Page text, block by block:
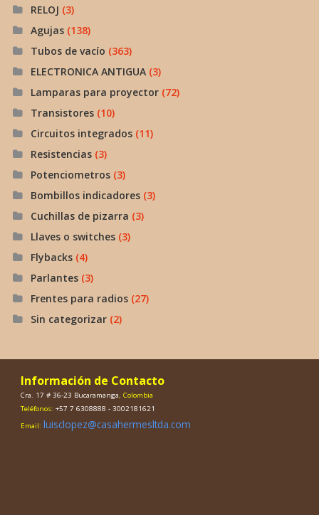
RELOJ (3)
Agujas (138)
Tubos de vacío (363)
ELECTRONICA ANTIGUA (3)
Lamparas para proyector (72)
Transistores (10)
Circuitos integrados (11)
Resistencias (3)
Potenciometros (3)
Bombillos indicadores (3)
Cuchillas de pizarra (3)
Llaves o switches (3)
Flybacks (4)
Parlantes (3)
Frentes para radios (27)
Sin categorizar (2)
Información de Contacto
Cra. 17 # 36-23 Bucaramanga, Colombia
Teléfonos: +57 7 6308888 - 3002181621
Email: luisclopez@casahermesltda.com